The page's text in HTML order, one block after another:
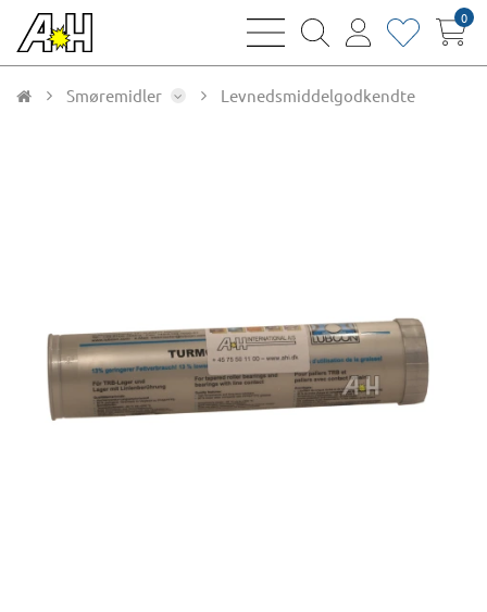
bars
magnifying
user
heart0
Smøremidler Levnedsmiddelgodkendte